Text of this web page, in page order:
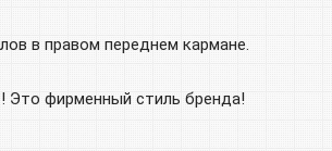
в правом переднем кармане.
! Это фирменный стиль бренда!